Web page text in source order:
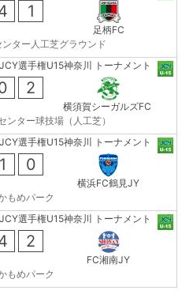
1
足柄FC
ター人工芝グラウンド
JCY選手権U15神奈川 トーナメント
2
横須賀シーガルズFC
ンター球技場（人工芝）
JCY選手権U15神奈川 トーナメント
1 0
横浜FC鶴見JY
もめパーク
JCY選手権U15神奈川 トーナメント
2
FC湘南JY
もめパーク